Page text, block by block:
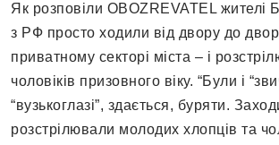
Як розповіли OBOZREVATEL жителі
з РФ просто ходили від двору до
приватному секторі міста – і
чоловіків призовного віку. “Були і
“вузькоглазі”, здається, буряти.
розстрілювали молодих хлопців та